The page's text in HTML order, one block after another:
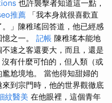
也許襲擊者知道這一點，
推薦 「我本身就很喜歡直
」陳稚瑤回答道，他已經感
之一。 記帳 陳稚瑤本能地
速之客還要大，而且，還是
沒有什麼可怕的，但人類（或
尬境地。 當他得知甜婦的
到宗門時，他的世界觀徹底
紋醫美 在他眼裡，這個青年